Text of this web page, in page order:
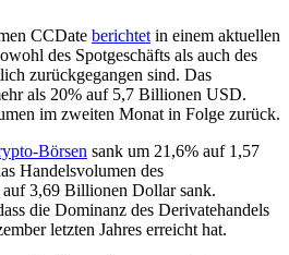
CCDate berichtet in einem aktuellen
des Spotgeschäfts als auch des
zurückgegangen sind. Das
als 20% auf 5,7 Billionen USD.
im zweiten Monat in Folge zurück.
Börsen sank um 21,6% auf 1,57
Handelsvolumen des
3,69 Billionen Dollar sank.
die Dominanz des Derivatehandels
letzten Jahres erreicht hat.